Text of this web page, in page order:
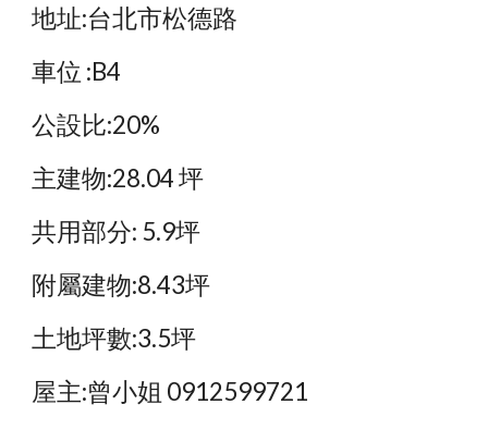
地址:台北市松德路
車位 :B4
公設比:20%
主建物:28.04 坪
共用部分: 5.9坪
附屬建物:8.43坪
土地坪數:3.5坪
屋主:曾小姐 0912599721